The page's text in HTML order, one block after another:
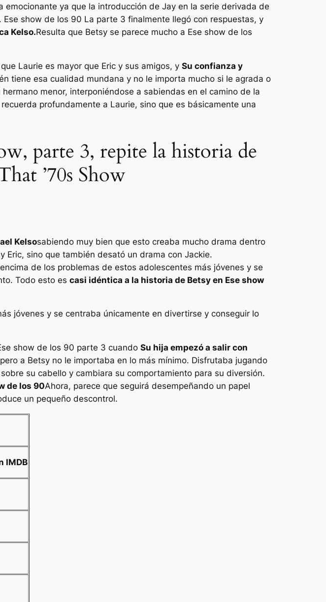
ya que la introducción de Jay en la serie derivada de
Ese show de los 90 La parte 3 finalmente llegó con respuestas, y
Kelso.Resulta que Betsy se parece mucho a Ese show de los
Laurie es mayor que Eric y sus amigos, y Su confianza y
tiene esa cualidad mundana y no le importa mucho si le agrada o
menor, interponiéndose a sabiendas en el camino de la
profundamente a Laurie, sino que es básicamente una
parte 3, repite la historia de
’70s Show
Kelsosabiendo muy bien que esto creaba mucho drama dentro
Eric, sino que también desató un drama con Jackie.
de los problemas de estos adolescentes más jóvenes y se
Todo esto es casi idéntica a la historia de Betsy en Ese show
jóvenes y se centraba únicamente en divertirse y conseguir lo
show de los 90 parte 3 cuando Su hija empezó a salir con
a Betsy no le importaba en lo más mínimo. Disfrutaba jugando
su cabello y cambiara su comportamiento para su diversión.
de los 90Ahora, parece que seguirá desempeñando un papel
un pequeño descontrol.
IMDB